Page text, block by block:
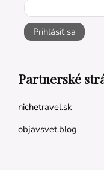
Prihlásiť sa
Partnerské
nichetravel.sk
objavsvet.blog